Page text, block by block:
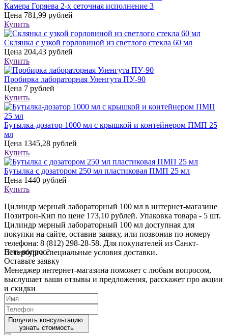
Камера Горяева 2-х сеточная исполнение 3
Цена 781,99 рублей
Купить
Склянка с узкой горловиной из светлого стекла 60 мл
Цена 204,43 рублей
Купить
Пробирка лабораторная Уленгута ПУ-90
Цена 7 рублей
Купить
Бутылка-дозатор 1000 мл с крышкой и контейнером ПМП 25
мл
Цена 1345,28 рублей
Купить
Бутылка с дозатором 250 мл пластиковая ПМП 25 мл
Цена 1440 рублей
Купить
Цилиндр мерный лабораторный 100 мл в интернет-магазине
Позитрон-Кип по цене 173,10 рублей. Упаковка товара - 5 шт.
Цилиндр мерный лабораторный 100 мл доступная для
покупки на сайте, оставив заявку, или позвонив по номеру
телефона: 8 (812) 298-28-58. Для покупателей из Санкт-
Петербурга специальные условия доставки.
Есть вопрос?
Оставьте заявку
Менеджер интернет-магазина поможет с любым вопросом,
выслушает ваши отзывы и предложения, расскажет про акции
и скидки
Получить консультацию
узнать стоимость